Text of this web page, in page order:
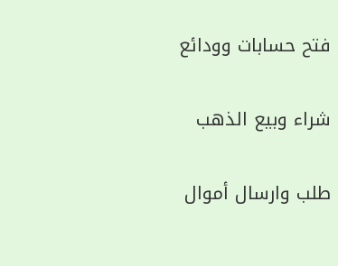
فتح حسابات وودائع
شراء وبيع الذهب
طلب وارسال أموال